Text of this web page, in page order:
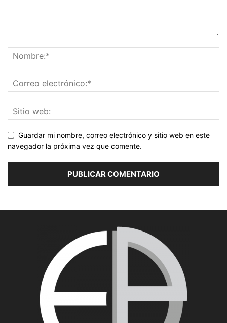
Guardar mi nombre, correo electrónico y sitio web en este
navegador la próxima vez que comente.